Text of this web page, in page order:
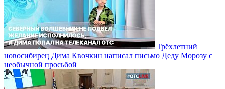
Трёхлетний
новосибирец Дима Квочкин написал письмо Деду Морозу с
необычной просьбой